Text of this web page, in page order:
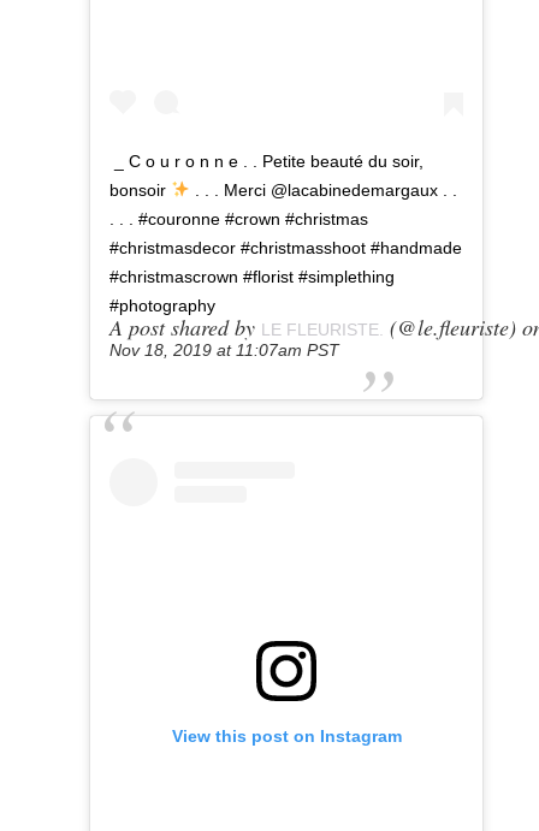
_ C o u r o n n e . . Petite beauté du soir,
bonsoir
. . . Merci @lacabinedemargaux . .
. . . #couronne #crown #christmas
#christmasdecor #christmasshoot #handmade
#christmascrown #florist #simplething
#photography
A post shared by LE FLEURISTE. (@le.fleuriste)
Nov 18, 2019 at 11:07am PST
View this post on Instagram